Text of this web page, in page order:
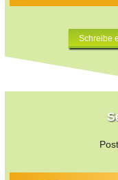
Schreibe